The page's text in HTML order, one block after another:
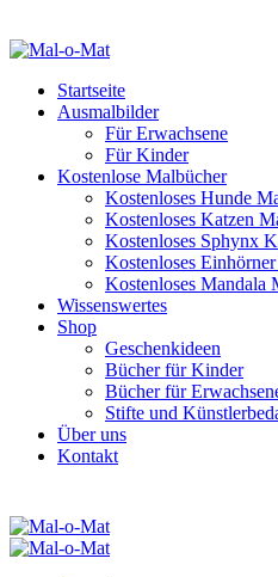
Startseite
Ausmalbilder
Für Erwachsene
Für Kinder
Kostenlose Malbücher
Kostenloses Hunde
Kostenloses Katzen
Kostenloses Sphynx
Kostenloses
Kostenloses Mandala
Wissenswertes
Shop
Geschenkideen
Bücher für Kinder
Bücher für
Stifte und
Über uns
Kontakt